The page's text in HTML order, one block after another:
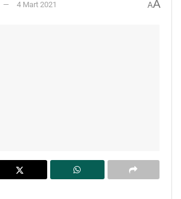
4 Mart 2021 AA